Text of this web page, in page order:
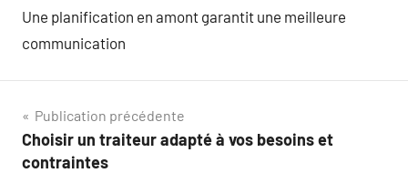
Une planification en amont garantit une meilleure
communication
Navigation
de
Publication précédente
Choisir un traiteur adapté à vos besoins et
contraintes